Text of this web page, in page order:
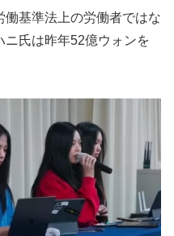
働基準法上の労働者ではな
ニ氏は昨年52億ウォンを